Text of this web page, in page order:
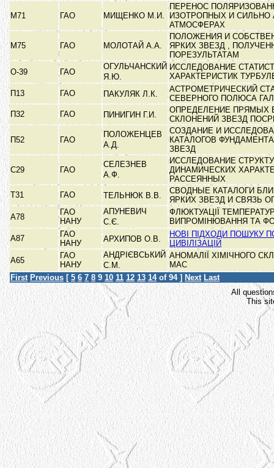
М71 ГАО МИЩЕНКО М.И.
ПЕРЕНОС
ИЗОТРОПНЫХ И СИЛЬНО
АТМОСФЕРАХ
М75 ГАО МОЛОТАЙ А.А.
ПОЛОЖЕНИЯ И
ЯРКИХ ЗВЕЗД ,
ПОРЕЗУЛЬТАТАМ
О-39
ГАО
ОГУЛЬЧАНСКИЙ
Я.Ю.
ИССЛЕДОВАНИЕ
ХАРАКТЕРИСТИК
П13
ГАО ПАКУЛЯК Л.К.
АСТРОМЕТРИЧЕСКИЙ
СЕВЕРНОГО ПОЛЮСА
П32
ГАО ПИНИГИН Г.И.
ОПРЕДЕЛЕНИЕ ПРЯМЫХ
СКЛОНЕНИЙ ЗВЕЗД
П52 ГАО
ПОЛОЖЕНЦЕВ
А.Д.
СОЗДАНИЕ И
КАТАЛОГОВ
ЗВЕЗД
С29 ГАО
СЕЛЕЗНЕВ
А.Ф.
ИССЛЕДОВАНИЕ
ДИНАМИЧЕСКИХ
РАССЕЯННЫХ
Т31
ГАО ТЕЛЬНЮК В.В.
СВОДНЫЕ КАТАЛОГИ
ЯРКИХ ЗВЕЗД И СВЯЗЬ
А78
ГАО
НАНУ
АПУНЕВИЧ
С.Є.
ФЛЮКТУАЦІЇ
ВИПРОМІНЮВАННЯ ТА
А87
ГАО
НАНУ
АРХИПОВ О.В.
НОВІ ПІДХОДИ ПОШУКУ
ЦИВІЛІЗАЦІЙ
А65
ГАО
НАНУ
АНДРІЄВСЬКИЙ
С.М.
АНОМАЛІЇ ХІМІЧНОГО
МАС
First Previous [ 5 6 7 8 9 10 11 12 13 14of 94 ] Next Last
All
This